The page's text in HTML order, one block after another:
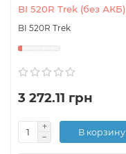
BI 520R Trek (без АКБ)
BI 520R Trek
3 272.11 грн
В корзину